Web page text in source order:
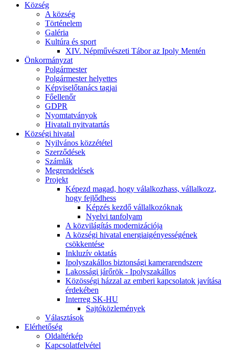
Község
A község
Történelem
Galéria
Kultúra és sport
XIV. Népművészeti Tábor az Ipoly Mentén
Önkormányzat
Polgármester
Polgármester helyettes
Képviselőtanács tagjai
Főellenőr
GDPR
Nyomtatványok
Hivatali nyitvatartás
Községi hivatal
Nyilvános közzététel
Szerződések
Számlák
Megrendelések
Projekt
Képezd magad, hogy válalkozhass, vállalkozz,
hogy fejlődhess
Képzés kezdő vállalkozóknak
Nyelvi tanfolyam
A közvilágítás modernizációja
A községi hivatal energiaigényességének
csökkentése
Inkluzív oktatás
Ipolyszakállos biztonsági kamerarendszere
Lakossági járőrök - Ipolyszakállos
Közösségi házzal az emberi kapcsolatok javítása
érdekében
Interreg SK-HU
Sajtóközlemények
Választások
Elérhetőség
Oldaltérkép
Kapcsolatfelvétel